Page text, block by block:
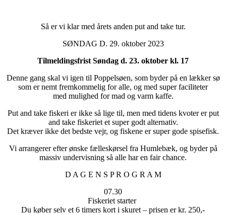
Så er vi klar med årets anden put and take tur.
SØNDAG D. 29. oktober 2023
Tilmeldingsfrist Søndag d. 23. oktober kl. 17
Denne gang skal vi igen til Poppelsøen, som byder på en lækker sø
som er nemt fremkommelig for alle, og med super faciliteter
med mulighed for mad og varm kaffe.
Put and take fiskeri er ikke så lige til, men med tidens kvoter er put
and take fiskeriet et super godt alternativ.
Det kræver ikke det bedste vejr, og fiskene er super gode spisefisk.
Vi arrangerer efter ønske fælleskørsel fra Humlebæk, og byder på
massiv undervisning så alle har en fair chance.
D A G E N S P R O G R A M
07.30
Fiskeriet starter
Du køber selv et 6 timers kort i skuret – prisen er kr. 250,-